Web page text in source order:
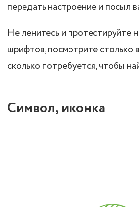
передать настроение и посыл
Не ленитесь и протестируйте
шрифтов, посмотрите столько
сколько потребуется, чтобы
Символ, иконка